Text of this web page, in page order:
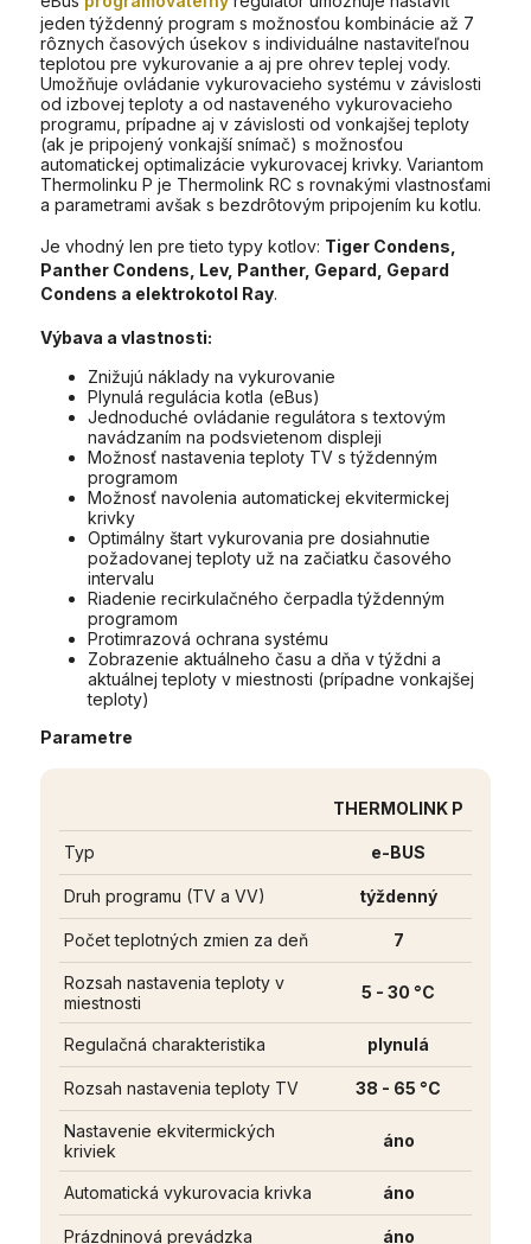
jeden týždenný program s možnosťou kombinácie až 7
rôznych časových úsekov s individuálne nastaviteľnou
teplotou pre vykurovanie a aj pre ohrev teplej vody.
Umožňuje ovládanie vykurovacieho systému v závislosti
od izbovej teploty a od nastaveného vykurovacieho
programu, prípadne aj v závislosti od vonkajšej teploty
(ak je pripojený vonkajší snímač) s možnosťou
automatickej optimalizácie vykurovacej krivky. Variantom
Thermolinku P je Thermolink RC s rovnakými vlastnosťami
a parametrami avšak s bezdrôtovým pripojením ku kotlu.
Je vhodný len pre tieto typy kotlov: Tiger Condens,
Panther Condens, Lev, Panther, Gepard, Gepard
Condens a elektrokotol Ray.
Výbava a vlastnosti:
Znižujú náklady na vykurovanie
Plynulá regulácia kotla (eBus)
Jednoduché ovládanie regulátora s textovým
navádzaním na podsvietenom displeji
Možnosť nastavenia teploty TV s týždenným
programom
Možnosť navolenia automatickej ekvitermickej
krivky
Optimálny štart vykurovania pre dosiahnutie
požadovanej teploty už na začiatku časového
intervalu
Riadenie recirkulačného čerpadla týždenným
programom
Protimrazová ochrana systému
Zobrazenie aktuálneho času a dňa v týždni a
aktuálnej teploty v miestnosti (prípadne vonkajšej
teploty)
Parametre
THERMOLINK P
Typ e-BUS
Druh programu (TV a VV) týždenný
Počet teplotných zmien za deň 7
Rozsah nastavenia teploty v
miestnosti
5 - 30 °C
Regulačná charakteristika plynulá
Rozsah nastavenia teploty TV 38 - 65 °C
Nastavenie ekvitermických
kriviek
áno
Automatická vykurovacia krivka áno
Prázdninová prevádzka áno